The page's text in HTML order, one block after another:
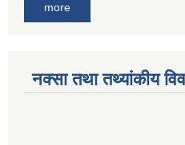
more
नक्सा तथा तथ्यांकीय